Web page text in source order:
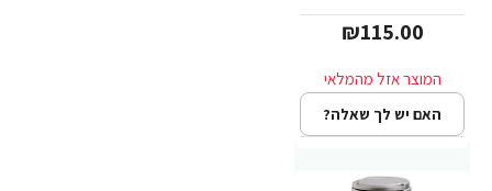
PowerTech
₪115.00
האם יש לך שאלה?